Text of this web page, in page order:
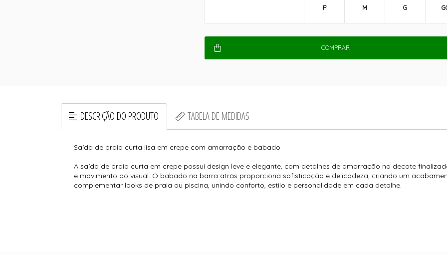
P M G
COMPRAR
DESCRIÇÃO DO PRODUTO TABELA DE MEDIDAS
Saída de praia curta lisa em crepe com amarração e babado
A saída de praia curta em crepe possui design leve e elegante, com detalhes de amarração no decote
e movimento ao visual. O babado na barra atrás proporciona sofisticação e delicadeza, criando um
complementar looks de praia ou piscina, unindo conforto, estilo e personalidade em cada detalhe.